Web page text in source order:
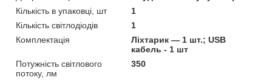
Кількість в упаковці, шт
1
Кількість світлодіодів
1
Комплектація
Ліхтарик — 1 шт.; USB
кабель - 1 шт
Потужність світлового
потоку, лм
350